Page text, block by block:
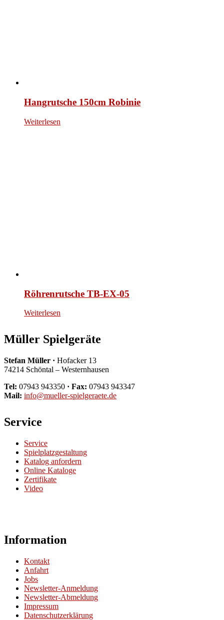
Hangrutsche 150cm Robinie
Weiterlesen
Röhrenrutsche TB-EX-05
Weiterlesen
Müller Spielgeräte
Stefan Müller · Hofacker 13
74214 Schöntal – Westernhausen
Tel: 07943 943350 · Fax: 07943 943347
Mail: info@mueller-spielgeraete.de
Service
Service
Spielplatzgestaltung
Katalog anfordern
Online Kataloge
Zertifikate
Video
Information
Kontakt
Anfahrt
Jobs
Newsletter-Anmeldung
Newsletter-Abmeldung
Impressum
Datenschutzerklärung